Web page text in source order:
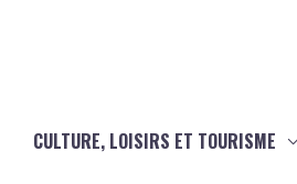
CULTURE, LOISIRS ET TOURISME